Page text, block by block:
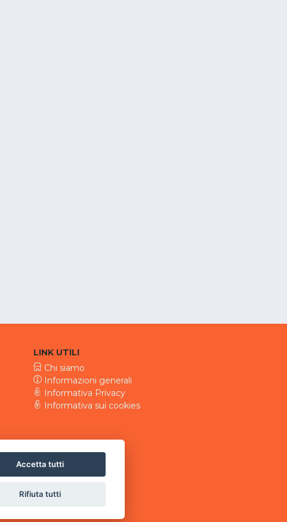
LINK UTILI
Chi siamo
Informazioni generali
Informativa Privacy
Informativa sui cookies
Accetta tutti
Rifiuta tutti